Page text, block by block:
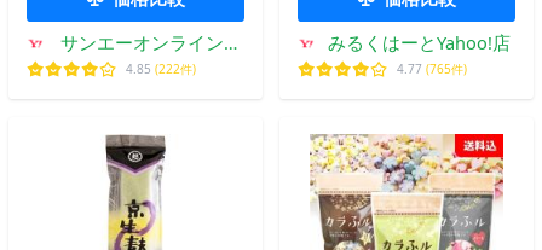
サンエーオンラインシ
ョップ Yahoo!店
4.85 (222件)
みるくはーとYahoo!店
4.77 (765件)